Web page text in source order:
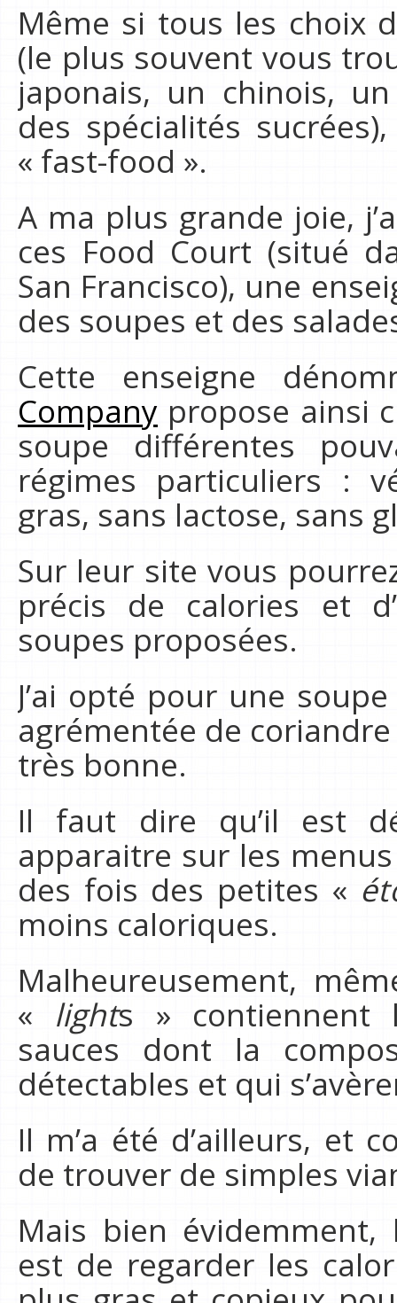
Même si tous les choix
(le plus souvent vous
japonais, un chinois,
des spécialités
« fast-food ».
A ma plus grande joie,
ces Food Court (situé
San Francisco), une
des soupes et des
Cette enseigne
Company propose ainsi
soupe différentes
régimes particuliers :
gras, sans lactose, sans
Sur leur site vous
précis de calories et
soupes proposées.
J’ai opté pour une
agrémentée de
très bonne.
Il faut dire qu’il est
apparaitre sur les
des fois des petites «
moins caloriques.
Malheureusement,
« lights » contiennent
sauces dont la
détectables et qui
Il m’a été d’ailleurs, et
de trouver de simples
Mais bien
est de regarder les